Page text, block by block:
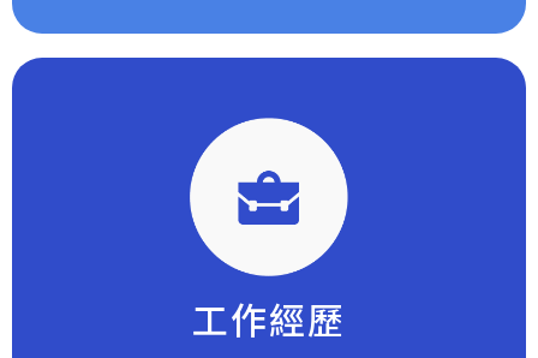
工作經歷